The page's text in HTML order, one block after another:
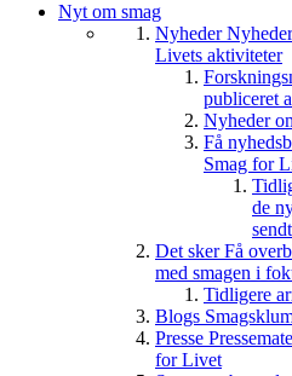
Nyt om smag
Nyheder
Livets aktiviteter
publiceret
Nyheder
Få
Smag for
de
Det skerFå
med smagen i
Tidligere
Blogs
Presse
for Livet